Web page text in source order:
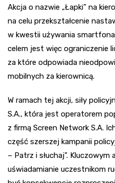
Akcja o nazwie „Łapki” na
na celu przekształcenie
w kwestii używania
celem jest więc ograniczenie
za które odpowiada
mobilnych za kierownicą.
W ramach tej akcji, siły
S.A., która jest operatorem
z firmą Screen Network S.A.
część szerszej kampanii
– Patrz i słuchaj”.
uświadamianie uczestnikom